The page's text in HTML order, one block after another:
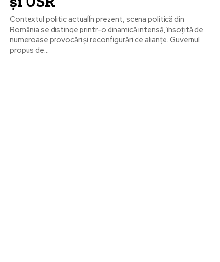
Contextul politic actualÎn prezent, scena politică din
România se distinge printr-o dinamică intensă, însoțită de
numeroase provocări și reconfigurări de alianțe. Guvernul
propus de...